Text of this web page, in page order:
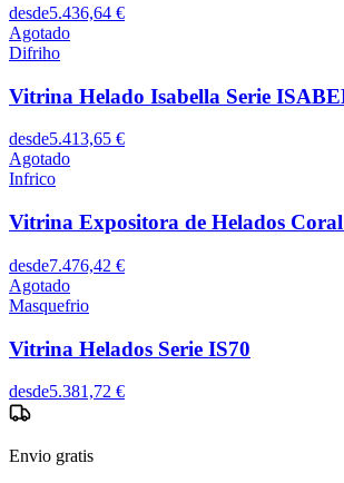
desde5.436,64 €
Agotado
Difriho
Vitrina Helado Isabella Serie
desde5.413,65 €
Agotado
Infrico
Vitrina Expositora de Helados
desde7.476,42 €
Agotado
Masquefrio
Vitrina Helados Serie IS70
desde5.381,72 €
Envio gratis